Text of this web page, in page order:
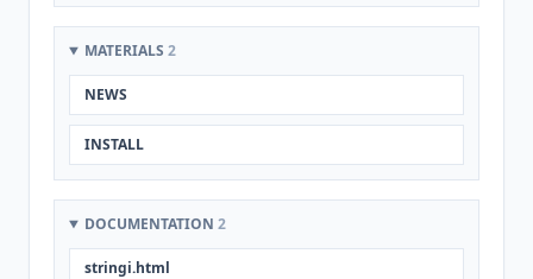
MATERIALS 2
NEWS
INSTALL
DOCUMENTATION 2
stringi.html